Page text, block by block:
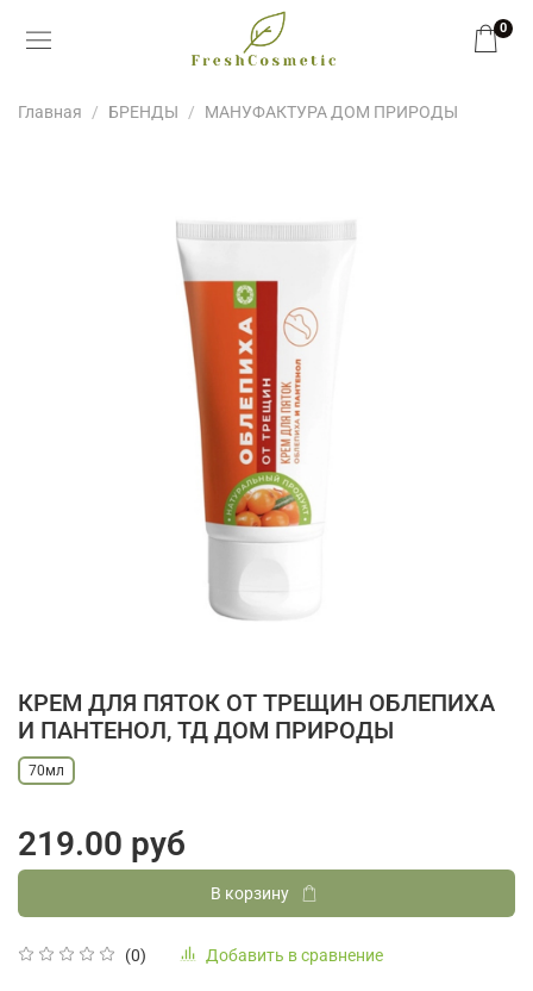
0
Главная БРЕНДЫ МАНУФАКТУРА ДОМ ПРИРОДЫ
КРЕМ ДЛЯ ПЯТОК ОТ ТРЕЩИН ОБЛЕПИХА
И ПАНТЕНОЛ, ТД ДОМ ПРИРОДЫ
(0) Добавить в сравнение
70мл
219.00 руб
В корзину